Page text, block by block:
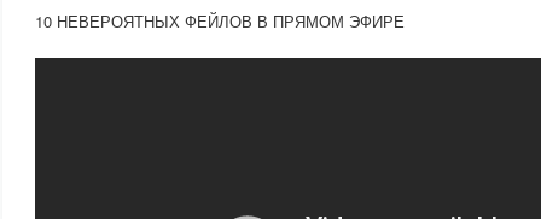
10 НЕВЕРОЯТНЫХ ФЕЙЛОВ В ПРЯМОМ ЭФИРЕ